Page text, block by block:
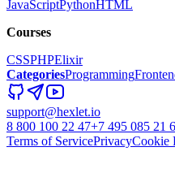
JavaScriptPythonHTML
Courses
CSSPHPElixir
CategoriesProgramming
support@hexlet.io
8 800 100 22 47+7 495 085 21
Terms of ServicePrivacyCookie